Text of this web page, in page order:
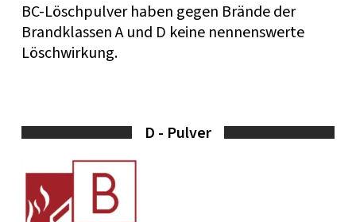
BC-Löschpulver haben gegen Brände der
Brandklassen A und D keine nennenswerte
Löschwirkung.
D - Pulver